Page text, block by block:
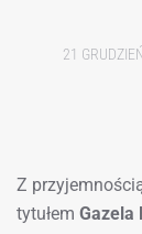
21
Z
tytułem Gazela